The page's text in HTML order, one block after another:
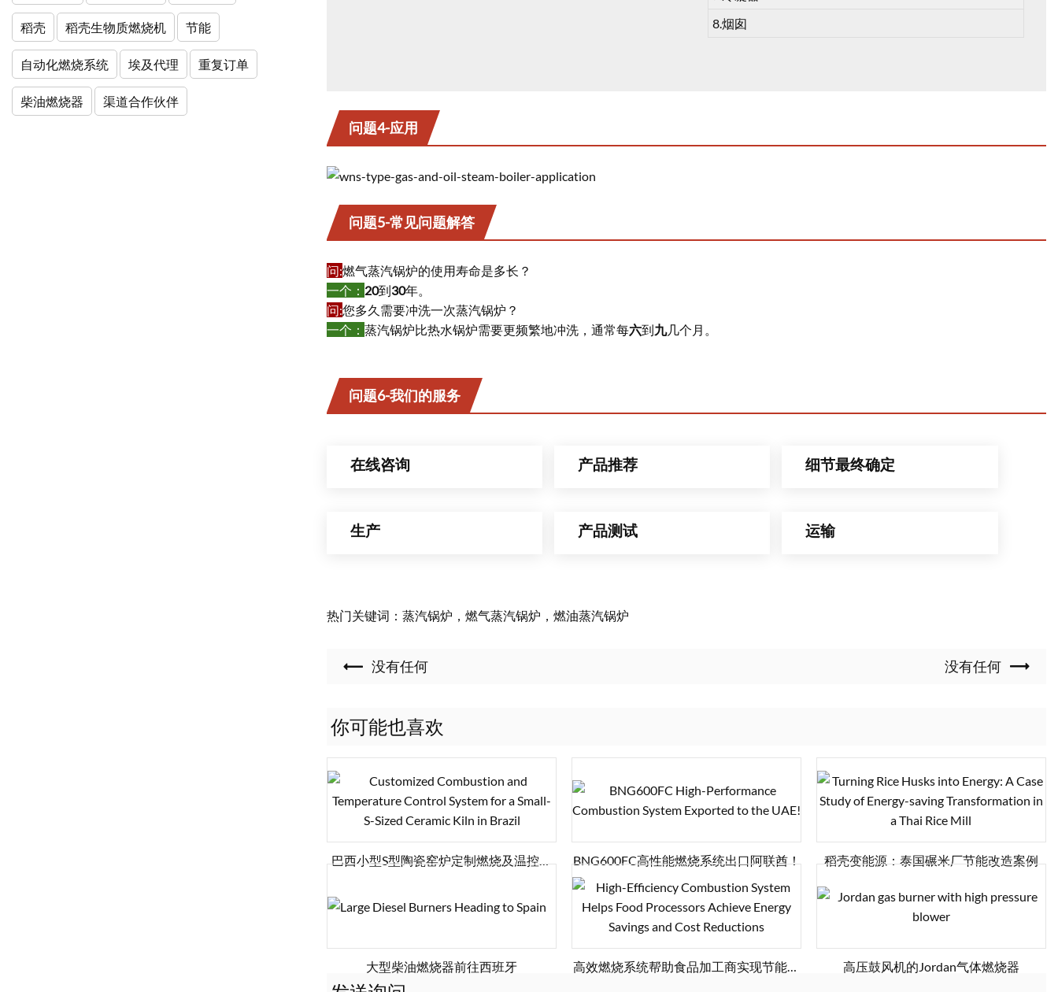
稻壳 稻壳生物质燃烧机 节能
自动化燃烧系统 埃及代理 重复订单
柴油燃烧器 渠道合作伙伴
8.烟囱
问题4-应用
问题5-常见问题解答
问:燃气蒸汽锅炉的使用寿命是多长？
一个： 20到30年。
问:您多久需要冲洗一次蒸汽锅炉？
一个： 蒸汽锅炉比热水锅炉需要更频繁地冲洗，通常每六到九几个月。
问题6-我们的服务
在线咨询 产品推荐 细节最终确定
生产 产品测试 运输
热门关键词：蒸汽锅炉，燃气蒸汽锅炉，燃油蒸汽锅炉
没有任何 没有任何
你可能也喜欢
巴西小型S型陶瓷窑炉定制燃烧及温控系
BNG600FC高性能燃烧系统出口阿联酋！ 稻壳变能源：泰国碾米厂节能改造案例
大型柴油燃烧器前往西班牙
高效燃烧系统帮助食品加工商实现节能降
高压鼓风机的Jordan气体燃烧器